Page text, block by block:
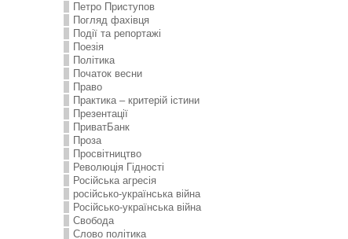
Петро Приступов
Погляд фахівця
Події та репортажі
Поезія
Політика
Початок весни
Право
Практика – критерій істини
Презентації
ПриватБанк
Проза
Просвітництво
Революція Гідності
Російська агресія
російсько-українська війна
Російсько-українська війна
Свобода
Слово політика